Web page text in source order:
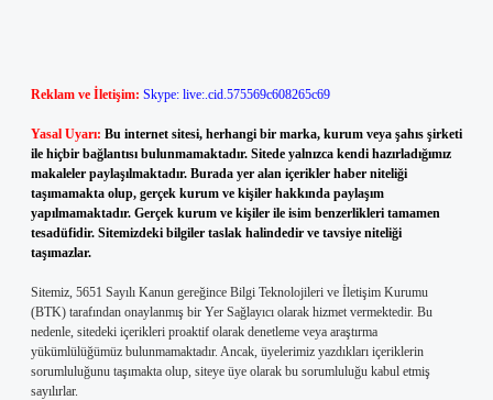
Reklam ve İletişim: Skype: live:.cid.575569c608265c69
Yasal Uyarı: Bu internet sitesi, herhangi bir marka, kurum veya şahıs şirketi
ile hiçbir bağlantısı bulunmamaktadır. Sitede yalnızca kendi hazırladığımız
makaleler paylaşılmaktadır. Burada yer alan içerikler haber niteliği
taşımamakta olup, gerçek kurum ve kişiler hakkında paylaşım
yapılmamaktadır. Gerçek kurum ve kişiler ile isim benzerlikleri tamamen
tesadüfidir. Sitemizdeki bilgiler taslak halindedir ve tavsiye niteliği
taşımazlar.
Sitemiz, 5651 Sayılı Kanun gereğince Bilgi Teknolojileri ve İletişim Kurumu
(BTK) tarafından onaylanmış bir Yer Sağlayıcı olarak hizmet vermektedir. Bu
nedenle, sitedeki içerikleri proaktif olarak denetleme veya araştırma
yükümlülüğümüz bulunmamaktadır. Ancak, üyelerimiz yazdıkları içeriklerin
sorumluluğunu taşımakta olup, siteye üye olarak bu sorumluluğu kabul etmiş
sayılırlar.